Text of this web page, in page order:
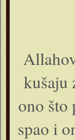
kušaju
ono što
spao i